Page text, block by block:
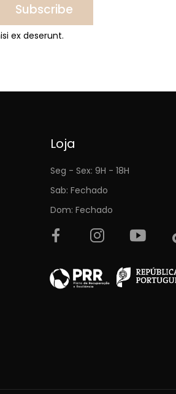
Subscribe
ex deserunt.
Loja
Seg - Sex: 9H - 18H
Sab: Fechado
Dom: Fechado